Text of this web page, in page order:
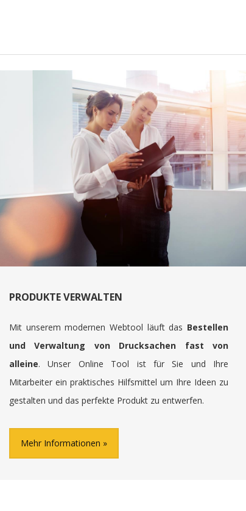
PRODUKTE VERWALTEN
Mit unserem modernen Webtool läuft das Bestellen
und Verwaltung von Drucksachen fast von
alleine. Unser Online Tool ist für Sie und Ihre
Mitarbeiter ein praktisches Hilfsmittel um Ihre Ideen zu
gestalten und das perfekte Produkt zu entwerfen.
Mehr Informationen